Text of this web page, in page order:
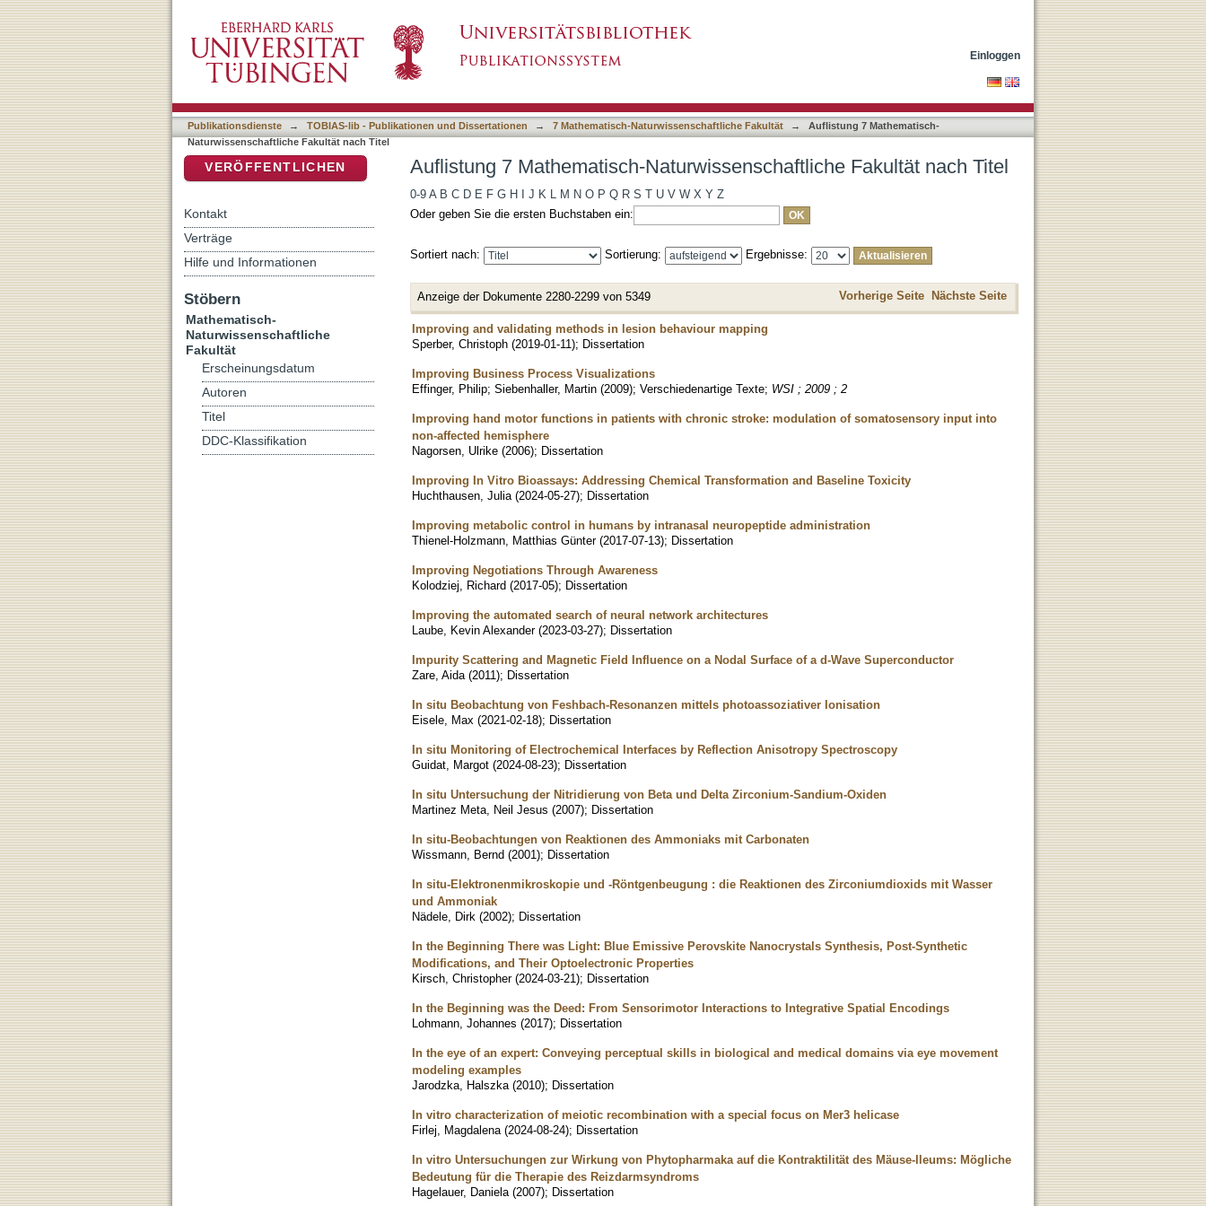
Einloggen
Publikationsdienste → TOBIAS-lib - Publikationen und Dissertationen → 7 Mathematisch-Naturwissenschaftliche Fakultät →
Auflistung 7 Mathematisch-
Naturwissenschaftliche Fakultät nach Titel
Auflistung 7 Mathematisch-Naturwissenschaftliche Fakultät nach Titel
0-9 A B C D E F G H J K L M N O P Q R S T U V W X Y Z
Oder geben Sie die ersten Buchstaben ein:
Sortiert nach: Sortierung: Ergebnisse:
Anzeige der Dokumente 2280-2299 von 5349 Vorherige Seite Nächste Seite
Improving and validating methods in lesion behaviour mapping
Sperber, Christoph (2019-01-11); Dissertation
Improving Business Process Visualizations
Effinger, Philip; Siebenhaller, Martin (2009); Verschiedenartige Texte; WSI ; 2009 ; 2
Improving hand motor functions in patients with chronic stroke: modulation of somatosensory input into
non-affected hemisphere
Nagorsen, Ulrike (2006); Dissertation
Improving In Vitro Bioassays: Addressing Chemical Transformation and Baseline Toxicity
Huchthausen, Julia (2024-05-27); Dissertation
Improving metabolic control in humans by intranasal neuropeptide administration
Thienel-Holzmann, Matthias Günter (2017-07-13); Dissertation
Improving Negotiations Through Awareness
Kolodziej, Richard (2017-05); Dissertation
Improving the automated search of neural network architectures
Laube, Kevin Alexander (2023-03-27); Dissertation
Impurity Scattering and Magnetic Field Influence on a Nodal Surface of a d-Wave Superconductor
Zare, Aida (2011); Dissertation
In situ Beobachtung von Feshbach-Resonanzen mittels photoassoziativer Ionisation
Eisele, Max (2021-02-18); Dissertation
In situ Monitoring of Electrochemical Interfaces by Reflection Anisotropy Spectroscopy
Guidat, Margot (2024-08-23); Dissertation
In situ Untersuchung der Nitridierung von Beta und Delta Zirconium-Sandium-Oxiden
Martinez Meta, Neil Jesus (2007); Dissertation
In situ-Beobachtungen von Reaktionen des Ammoniaks mit Carbonaten
Wissmann, Bernd (2001); Dissertation
In situ-Elektronenmikroskopie und -Röntgenbeugung : die Reaktionen des Zirconiumdioxids mit Wasser
und Ammoniak
Nädele, Dirk (2002); Dissertation
In the Beginning There was Light: Blue Emissive Perovskite Nanocrystals Synthesis, Post-Synthetic
Modifications, and Their Optoelectronic Properties
Kirsch, Christopher (2024-03-21); Dissertation
In the Beginning was the Deed: From Sensorimotor Interactions to Integrative Spatial Encodings
Lohmann, Johannes (2017); Dissertation
In the eye of an expert: Conveying perceptual skills in biological and medical domains via eye movement
modeling examples
Jarodzka, Halszka (2010); Dissertation
In vitro characterization of meiotic recombination with a special focus on Mer3 helicase
Firlej, Magdalena (2024-08-24); Dissertation
In vitro Untersuchungen zur Wirkung von Phytopharmaka auf die Kontraktilität des Mäuse-Ileums: Mögliche
Bedeutung für die Therapie des Reizdarmsyndroms
Hagelauer, Daniela (2007); Dissertation
VERÖFFENTLICHEN
Kontakt
Verträge
Hilfe und Informationen
Stöbern
Mathematisch-
Naturwissenschaftliche
Fakultät
Erscheinungsdatum
Autoren
Titel
DDC-Klassifikation